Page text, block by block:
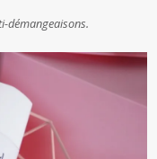
démangeaisons.